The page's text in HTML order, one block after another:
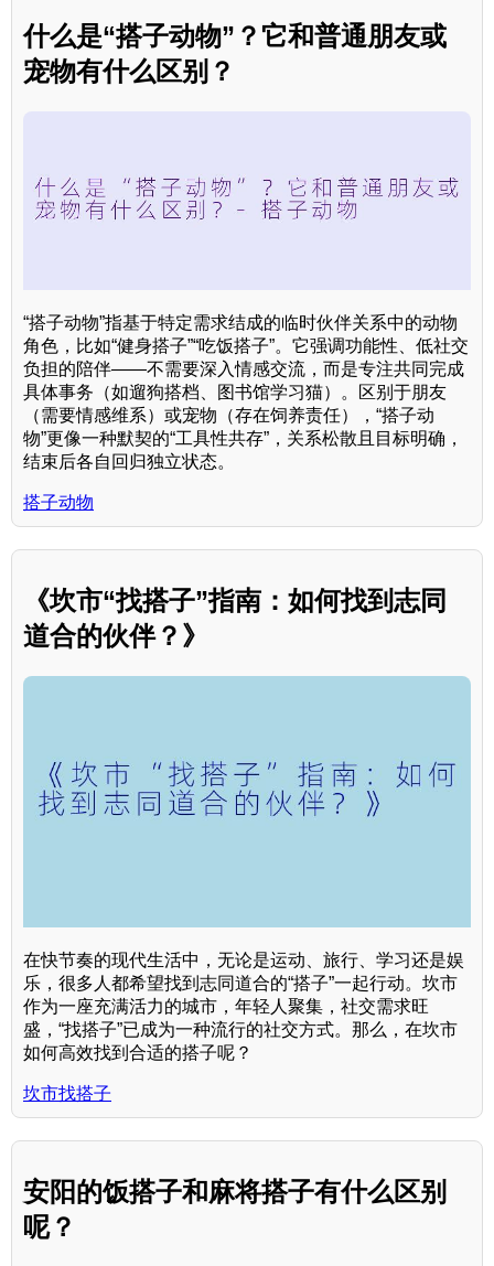
什么是“搭子动物”？它和普通朋友或
宠物有什么区别？
“搭子动物”指基于特定需求结成的临时伙伴关系中的动物
角色，比如“健身搭子”“吃饭搭子”。它强调功能性、低社交
负担的陪伴——不需要深入情感交流，而是专注共同完成
具体事务（如遛狗搭档、图书馆学习猫）。区别于朋友
（需要情感维系）或宠物（存在饲养责任），“搭子动
物”更像一种默契的“工具性共存”，关系松散且目标明确，
结束后各自回归独立状态。
搭子动物
《坎市“找搭子”指南：如何找到志同
道合的伙伴？》
在快节奏的现代生活中，无论是运动、旅行、学习还是娱
乐，很多人都希望找到志同道合的“搭子”一起行动。坎市
作为一座充满活力的城市，年轻人聚集，社交需求旺
盛，“找搭子”已成为一种流行的社交方式。那么，在坎市
如何高效找到合适的搭子呢？
坎市找搭子
安阳的饭搭子和麻将搭子有什么区别
呢？